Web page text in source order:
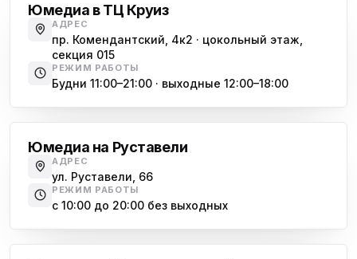
Юмедиа в ТЦ Круиз
АДРЕС
пр. Комендантский, 4к2 · цокольный этаж,
секция 015
РЕЖИМ РАБОТЫ
Будни 11:00–21:00 · выходные 12:00–18:00
Юмедиа на Руставели
АДРЕС
ул. Руставели, 66
РЕЖИМ РАБОТЫ
с 10:00 до 20:00 без выходных